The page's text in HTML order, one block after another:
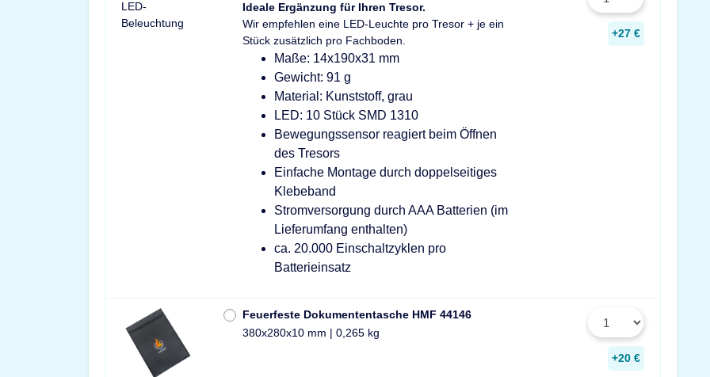
Ideale Ergänzung für Ihren Tresor.
Wir empfehlen eine LED-Leuchte pro Tresor + je ein
Stück zusätzlich pro Fachboden.
Maße: 14x190x31 mm
Gewicht: 91 g
Material: Kunststoff, grau
LED: 10 Stück SMD 1310
Bewegungssensor reagiert beim Öffnen
des Tresors
Einfache Montage durch doppelseitiges
Klebeband
Stromversorgung durch AAA Batterien (im
Lieferumfang enthalten)
ca. 20.000 Einschaltzyklen pro
Batterieinsatz
+27 €
Feuerfeste Dokumententasche HMF 44146
380x280x10 mm | 0,265 kg
+20 €